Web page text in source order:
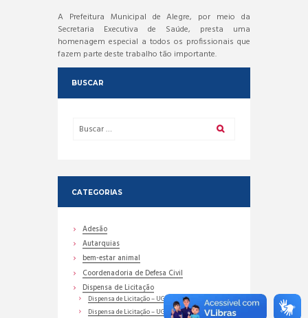
A Prefeitura Municipal de Alegre, por meio da
Secretaria Executiva de Saúde, presta uma
homenagem especial a todos os profissionais que
fazem parte deste trabalho tão importante.
BUSCAR
CATEGORIAS
Adesão
Autarquias
bem-estar animal
Coordenadoria de Defesa Civil
Dispensa de Licitação
Dispensa de Licitação – UG Assistência Social
Dispensa de Licitação – UG Educação